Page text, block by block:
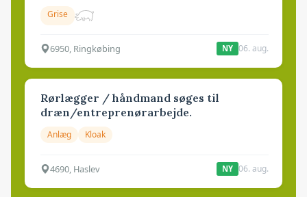
Grise
6950, Ringkøbing NY 06. aug.
Rørlægger / håndmand søges til
dræn/entreprenørarbejde.
Anlæg Kloak
4690, Haslev NY 06. aug.